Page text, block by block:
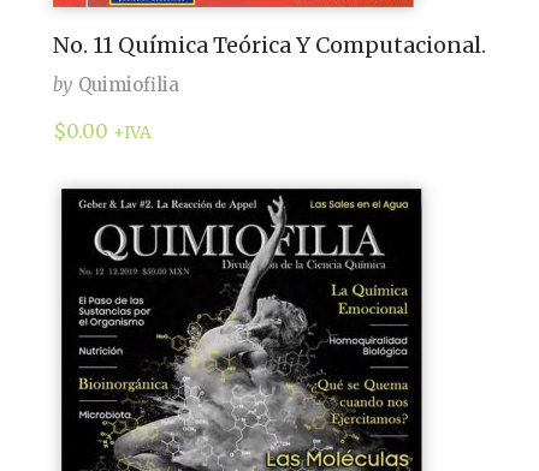
No. 11 Química Teórica Y Computacional.
by Quimiofilia
$0.00 +IVA